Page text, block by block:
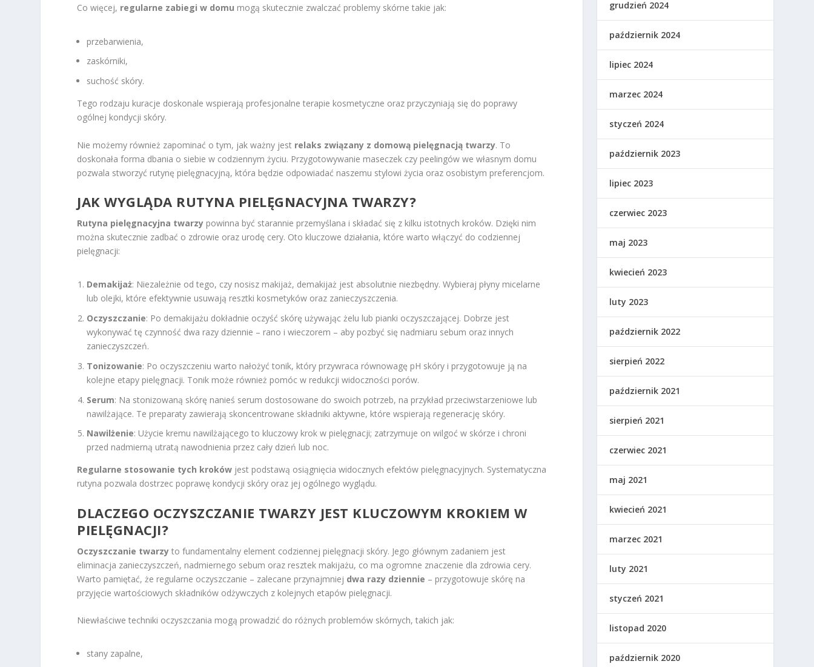
Co więcej, regularne zabiegi w domu mogą skutecznie zwalczać problemy skórne takie jak:
przebarwienia,
zaskórniki,
suchość skóry.
Tego rodzaju kuracje doskonale wspierają profesjonalne terapie kosmetyczne oraz przyczyniają się do poprawy
ogólnej kondycji skóry.
Nie możemy również zapominać o tym, jak ważny jest relaks związany z domową pielęgnacją twarzy. To
doskonała forma dbania o siebie w codziennym życiu. Przygotowywanie maseczek czy peelingów we własnym domu
pozwala stworzyć rutynę pielęgnacyjną, która będzie odpowiadać naszemu stylowi życia oraz osobistym preferencjom.
JAK WYGLĄDA RUTYNA PIELĘGNACYJNA TWARZY?
Rutyna pielęgnacyjna twarzy powinna być starannie przemyślana i składać się z kilku istotnych kroków. Dzięki nim
można skutecznie zadbać o zdrowie oraz urodę cery. Oto kluczowe działania, które warto włączyć do codziennej
pielęgnacji:
Demakijaż: Niezależnie od tego, czy nosisz makijaż, demakijaż jest absolutnie niezbędny. Wybieraj płyny micelarne
lub olejki, które efektywnie usuwają resztki kosmetyków oraz zanieczyszczenia.
Oczyszczanie: Po demakijażu dokładnie oczyść skórę używając żelu lub pianki oczyszczającej. Dobrze jest
wykonywać tę czynność dwa razy dziennie – rano i wieczorem – aby pozbyć się nadmiaru sebum oraz innych
zanieczyszczeń.
Tonizowanie: Po oczyszczeniu warto nałożyć tonik, który przywraca równowagę pH skóry i przygotowuje ją na
kolejne etapy pielęgnacji. Tonik może również pomóc w redukcji widoczności porów.
Serum: Na stonizowaną skórę nanieś serum dostosowane do swoich potrzeb, na przykład przeciwstarzeniowe lub
nawilżające. Te preparaty zawierają skoncentrowane składniki aktywne, które wspierają regenerację skóry.
Nawilżenie: Użycie kremu nawilżającego to kluczowy krok w pielęgnacji; zatrzymuje on wilgoć w skórze i chroni
przed nadmierną utratą nawodnienia przez cały dzień lub noc.
Regularne stosowanie tych kroków jest podstawą osiągnięcia widocznych efektów pielęgnacyjnych. Systematyczna
rutyna pozwala dostrzec poprawę kondycji skóry oraz jej ogólnego wyglądu.
DLACZEGO OCZYSZCZANIE TWARZY JEST KLUCZOWYM KROKIEM W
PIELĘGNACJI?
Oczyszczanie twarzy to fundamentalny element codziennej pielęgnacji skóry. Jego głównym zadaniem jest
eliminacja zanieczyszczeń, nadmiernego sebum oraz resztek makijażu, co ma ogromne znaczenie dla zdrowia cery.
Warto pamiętać, że regularne oczyszczanie – zalecane przynajmniej dwa razy dziennie – przygotowuje skórę na
przyjęcie wartościowych składników odżywczych z kolejnych etapów pielęgnacji.
Niewłaściwe techniki oczyszczania mogą prowadzić do różnych problemów skórnych, takich jak:
stany zapalne,
grudzień 2024
październik 2024
lipiec 2024
marzec 2024
styczeń 2024
październik 2023
lipiec 2023
czerwiec 2023
maj 2023
kwiecień 2023
luty 2023
październik 2022
sierpień 2022
październik 2021
sierpień 2021
czerwiec 2021
maj 2021
kwiecień 2021
marzec 2021
luty 2021
styczeń 2021
listopad 2020
październik 2020